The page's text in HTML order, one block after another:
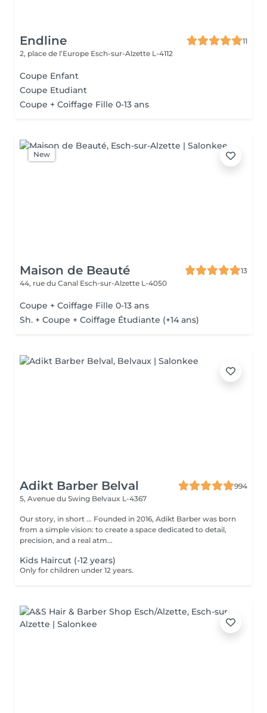
Endline
11
2, place de l’Europe Esch-sur-Alzette L-4112
Coupe Enfant
Coupe Etudiant
Coupe + Coiffage Fille 0-13 ans
New
Maison de Beauté
13
44, rue du Canal Esch-sur-Alzette L-4050
Coupe + Coiffage Fille 0-13 ans
Sh. + Coupe + Coiffage Étudiante (+14 ans)
Adikt Barber Belval
994
5, Avenue du Swing Belvaux L-4367
Our story, in short ... Founded in 2016, Adikt Barber was born
from a simple vision: to create a space dedicated to detail,
precision, and a real atm...
Kids Haircut (-12 years)
Only for children under 12 years.